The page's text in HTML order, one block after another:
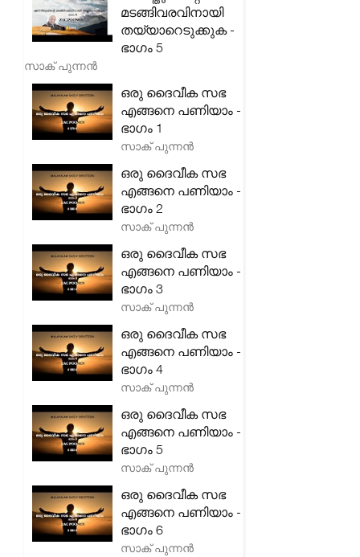
മടങ്ങിവരവിനായി
തയ്യാറെടുക്കുക -
ഭാഗം 5
സാക് പുന്നൻ
ഒരു ദൈവീക സഭ
എങ്ങനെ പണിയാം -
ഭാഗം 1
സാക് പുന്നൻ
ഒരു ദൈവീക സഭ
എങ്ങനെ പണിയാം -
ഭാഗം 2
സാക് പുന്നൻ
ഒരു ദൈവീക സഭ
എങ്ങനെ പണിയാം -
ഭാഗം 3
സാക് പുന്നൻ
ഒരു ദൈവീക സഭ
എങ്ങനെ പണിയാം -
ഭാഗം 4
സാക് പുന്നൻ
ഒരു ദൈവീക സഭ
എങ്ങനെ പണിയാം -
ഭാഗം 5
സാക് പുന്നൻ
ഒരു ദൈവീക സഭ
എങ്ങനെ പണിയാം -
ഭാഗം 6
സാക് പുന്നൻ